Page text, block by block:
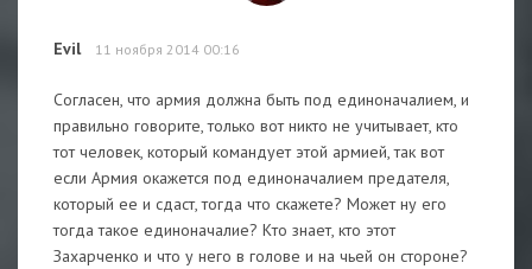
Evil 11 ноября 2014 00:16
Согласен, что армия должна быть под единоначалием, и
правильно говорите, только вот никто не учитывает, кто
тот человек, который командует этой армией, так вот
если Армия окажется под единоначалием предателя,
который ее и сдаст, тогда что скажете? Может ну его
тогда такое единоначалие? Кто знает, кто этот
Захарченко и что у него в голове и на чьей он стороне?